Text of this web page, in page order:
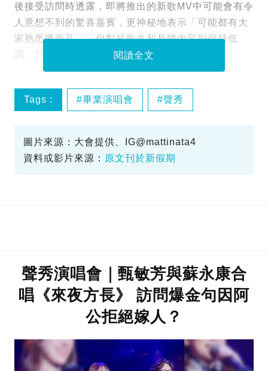
後接受訪問時透露，即將推出的新歌MV中可能會有令
人意想不到的驚喜嘉賓，更神秘地表示「可能都有大
家熟悉嘅面孔」，但對於歌名和具體內容則保持低
調，只是提醒歌迷要密切留意。
閱讀全文
Tags : 畢業演唱會 聲秀
圖片來源：大會提供、IG@mattinata4
資料或影片來源： 原文刊於新假期
聲秀演唱會｜甄敏芳與蘇永康合
唱《來夜方長》 訪問爆金句因阿
公拒絕嫁人？